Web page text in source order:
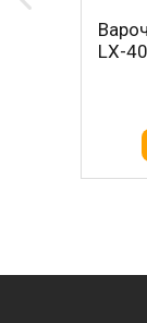
LX-